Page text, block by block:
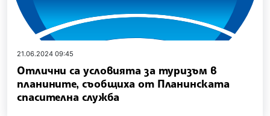
21.06.2024 09:45
Отлични са условията за туризъм в
планините, съобщиха от Планинската
спасителна служба